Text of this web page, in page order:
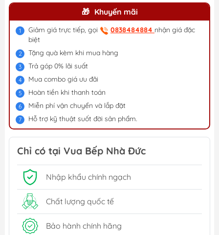
Khuyến mãi
Giảm giá trực tiếp, gọi 0838484884 nhận giá đặc
biệt
Tặng quà kèm khi mua hàng
Trả góp 0% lãi suất
Mua combo giá ưu đãi
Hoàn tiền khi thanh toán
Miễn phí vận chuyển và lắp đặt
Hỗ trợ kỹ thuật suốt đời sản phẩm.
Chỉ có tại Vua Bếp Nhà Đức
Nhập khẩu chính ngạch
Chất lượng quốc tế
Bảo hành chính hãng